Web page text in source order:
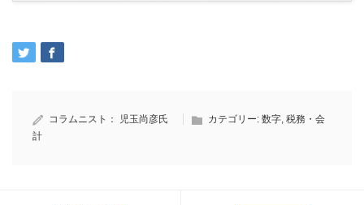
コラムニスト： 児玉尚彦氏 カテゴリー: 数字, 税務・会
計